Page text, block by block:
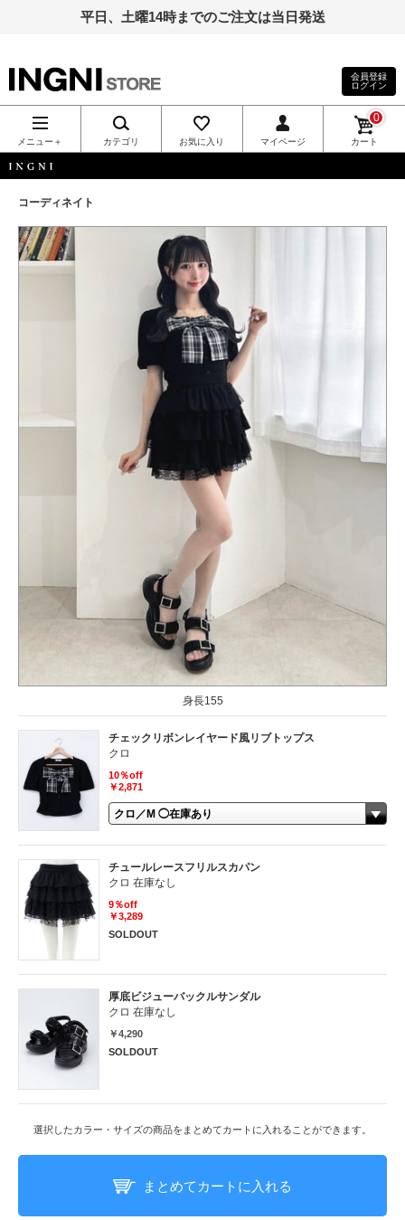
平日、土曜14時までのご注文は当日発送
INGNI（イン
グ）公式通
販｜INGNI
STORE
会員登録
ログイン
メニュー＋ カテゴリ お気に入り マイページ カート
0
コーディネイト
身長155
チェックリボンレイヤード風リブトップス
クロ
10％off
￥2,871
チュールレースフリルスカパン
クロ 在庫なし
9％off
￥3,289
SOLDOUT
厚底ビジューバックルサンダル
クロ 在庫なし
￥4,290
SOLDOUT
選択したカラー・サイズの商品をまとめてカートに入れることができます。
まとめてカートに入れる